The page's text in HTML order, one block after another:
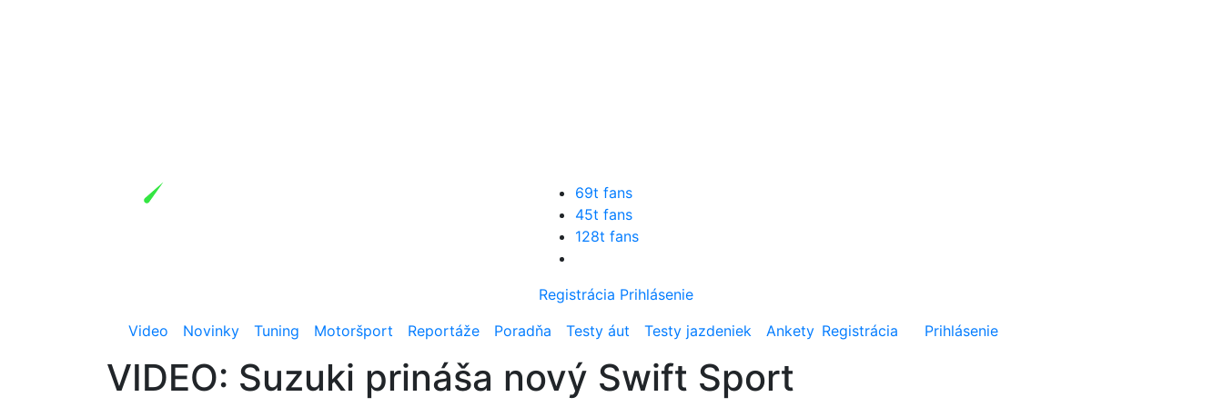
69t fans
45t fans
128t fans
Registrácia Prihlásenie
Video
Novinky Tuning Motoršport Reportáže Poradňa Testy áut Testy jazdeniek Ankety Registrácia Prihlásenie
VIDEO: Suzuki prináša nový Swift Sport